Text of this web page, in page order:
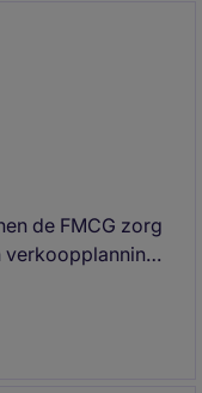
de FMCG zorg